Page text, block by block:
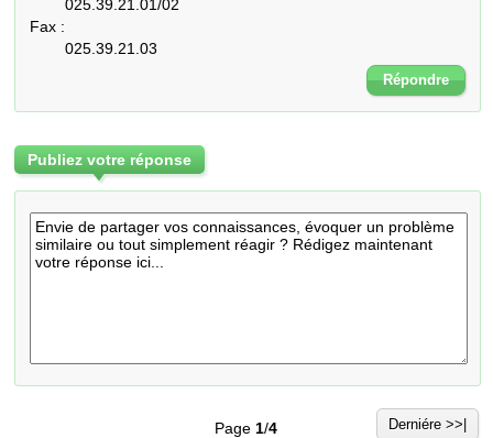
	025.39.21.01/02
Fax :
	025.39.21.03
Répondre
Publiez votre réponse
Page 1/4
Derniére >>|